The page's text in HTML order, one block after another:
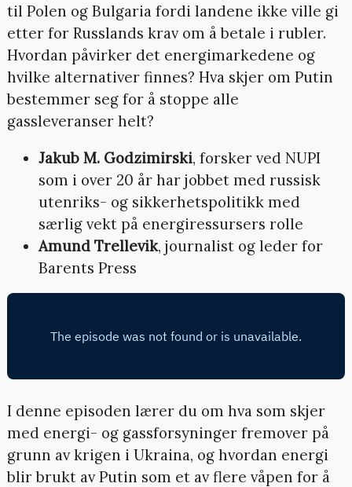
til Polen og Bulgaria fordi landene ikke ville gi
etter for Russlands krav om å betale i rubler.
Hvordan påvirker det energimarkedene og
hvilke alternativer finnes? Hva skjer om Putin
bestemmer seg for å stoppe alle
gassleveranser helt?
Jakub M. Godzimirski, forsker ved NUPI
som i over 20 år har jobbet med russisk
utenriks- og sikkerhetspolitikk med
særlig vekt på energiressursers rolle
Amund Trellevik, journalist og leder for
Barents Press
I denne episoden lærer du om hva som skjer
med energi- og gassforsyninger fremover på
grunn av krigen i Ukraina, og hvordan energi
blir brukt av Putin som et av flere våpen for å